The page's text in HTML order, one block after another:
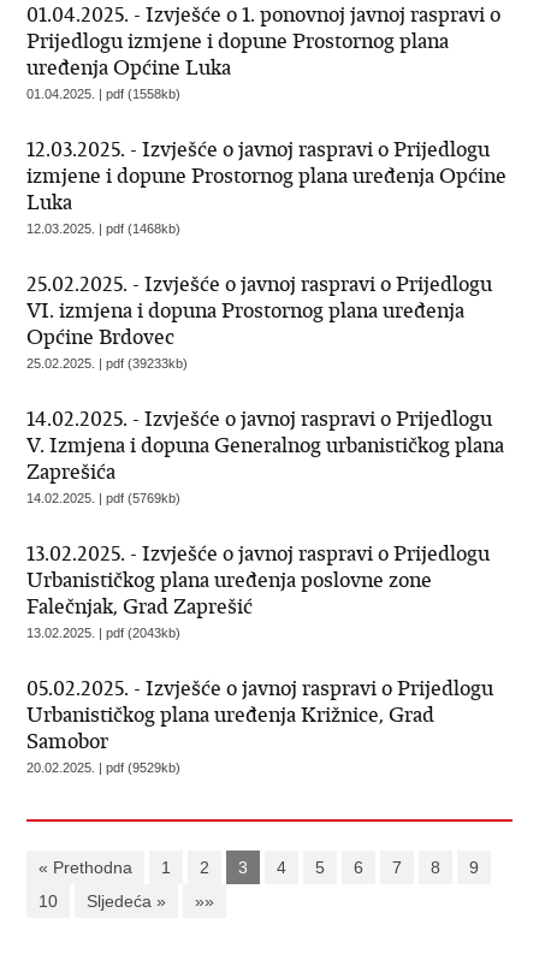
01.04.2025. - Izvješće o 1. ponovnoj javnoj raspravi o
Prijedlogu izmjene i dopune Prostornog plana
uređenja Općine Luka
01.04.2025. | pdf (1558kb)
12.03.2025. - Izvješće o javnoj raspravi o Prijedlogu
izmjene i dopune Prostornog plana uređenja Općine
Luka
12.03.2025. | pdf (1468kb)
25.02.2025. - Izvješće o javnoj raspravi o Prijedlogu
VI. izmjena i dopuna Prostornog plana uređenja
Općine Brdovec
25.02.2025. | pdf (39233kb)
14.02.2025. - Izvješće o javnoj raspravi o Prijedlogu
V. Izmjena i dopuna Generalnog urbanističkog plana
Zaprešića
14.02.2025. | pdf (5769kb)
13.02.2025. - Izvješće o javnoj raspravi o Prijedlogu
Urbanističkog plana uređenja poslovne zone
Falečnjak, Grad Zaprešić
13.02.2025. | pdf (2043kb)
05.02.2025. - Izvješće o javnoj raspravi o Prijedlogu
Urbanističkog plana uređenja Križnice, Grad
Samobor
20.02.2025. | pdf (9529kb)
« Prethodna 1 2 3 4 5 6 7 8
9
10
Sljedeća » »»